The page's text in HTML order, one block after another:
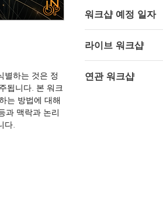
별하는 것은 정
됩니다. 본 워크
는 방법에 대해
과 맥락과 논리
다.
워크샵 예정 일자
라이브 워크샵
됩니다.
연관 워크샵